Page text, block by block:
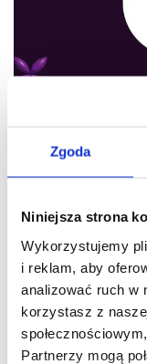
Zgoda
Niniejsza strona
Wykorzystujemy
i reklam, aby
analizować ruch w
korzystasz z
Partnerzy mogą
07.11.2024
Forum
2024
W dniach 4-
i Handlu –
poświęcona
w Polsce.